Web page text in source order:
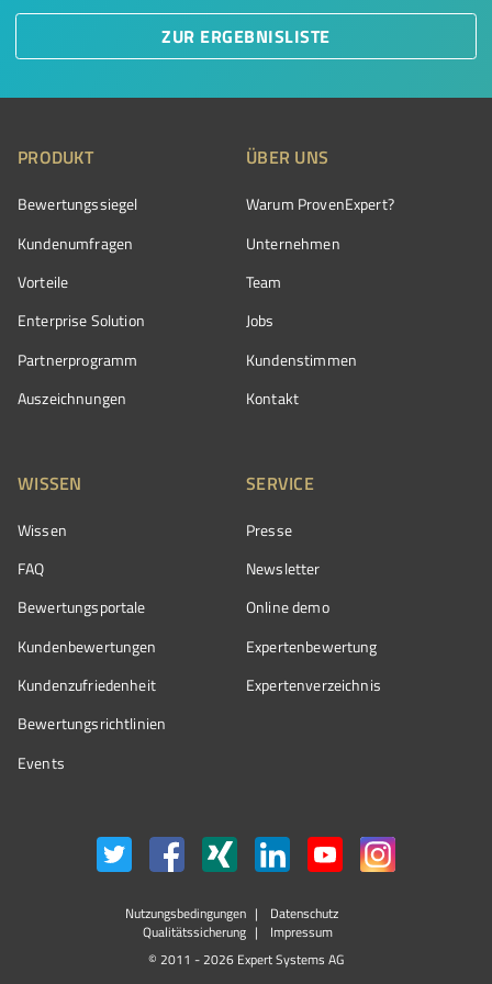
ZUR ERGEBNISLISTE
PRODUKT
Bewertungssiegel
Kundenumfragen
Vorteile
Enterprise Solution
Partnerprogramm
Auszeichnungen
ÜBER UNS
Warum ProvenExpert?
Unternehmen
Team
Jobs
Kundenstimmen
Kontakt
WISSEN
Wissen
FAQ
Bewertungsportale
Kundenbewertungen
Kundenzufriedenheit
Bewertungs­richtlinien
Events
SERVICE
Presse
Newsletter
Online demo
Expertenbewertung
Expertenverzeichnis
Nutzungsbedingungen
Datenschutz
Qualitätssicherung
Impressum
© 2011 - 2026 Expert Systems AG